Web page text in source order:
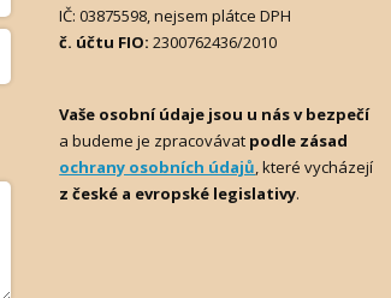
IČ: 03875598, nejsem plátce DPH
č. účtu FIO: 2300762436/2010
Vaše osobní údaje jsou u nás v bezpečí
a budeme je zpracovávat podle zásad
ochrany osobních údajů , které vycházejí
z české a evropské legislativy.